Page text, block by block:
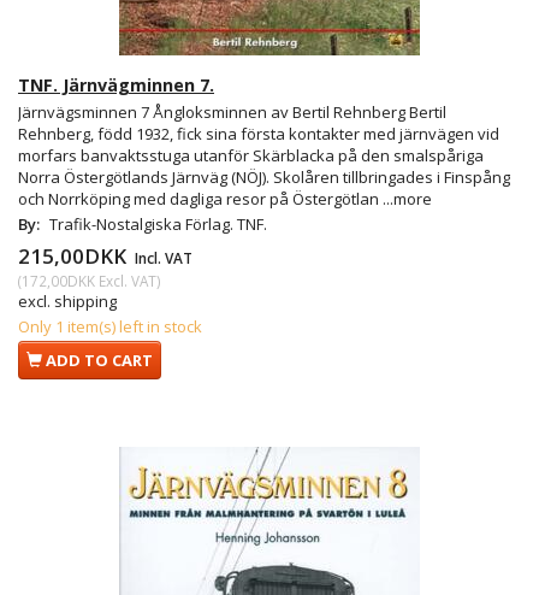
TNF. Järnvägminnen 7.
Järnvägsminnen 7 Ångloksminnen av Bertil Rehnberg Bertil
Rehnberg, född 1932, fick sina första kontakter med järnvägen vid
morfars banvaktsstuga utanför Skärblacka på den smalspåriga
Norra Östergötlands Järnväg (NÖJ). Skolåren tillbringades i Finspång
och Norrköping med dagliga resor på Östergötlan ...more
By: Trafik-Nostalgiska Förlag. TNF.
215,00DKK Incl. VAT
(172,00DKK Excl. VAT)
excl. shipping
Only 1 item(s) left in stock
ADD TO CART